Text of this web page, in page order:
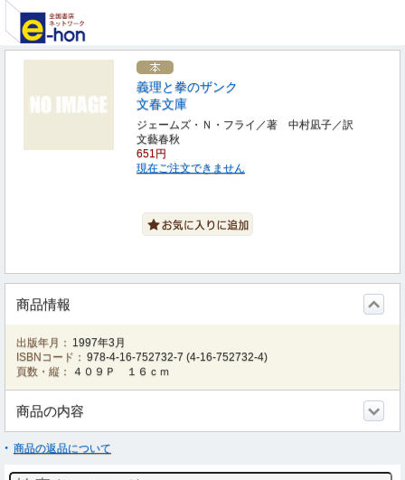
義理と拳のザンク
文春文庫
ジェームズ・Ｎ・フライ／著 中村凪子／訳
文藝春秋
651円
現在ご注文できません
商品情報
出版年月： 1997年3月
ISBNコード： 978-4-16-752732-7 (4-16-752732-4)
頁数・縦：
４０９Ｐ １６ｃｍ
商品の内容
商品の返品について